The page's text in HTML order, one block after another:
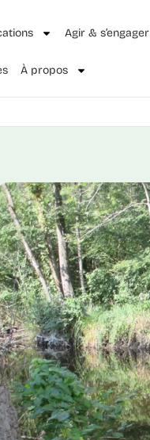
Agir & s’engager
À propos